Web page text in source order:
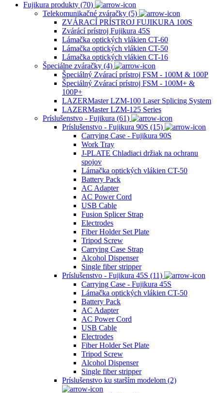
Fujikura produkty (70)
Telekomunikačné zváračky (5)
ZVÁRACÍ PRÍSTROJ FUJIKURA 100S
Zvárácí prístroj Fujikura 45S
Lámačka optických vlákien CT-60
Lámačka optických vlákien CT-50
Lámačka optických vlákien CT-16
Špeciálne zváračky (4)
Špeciálný Zvárací prístroj FSM - 100M & 100P
Špeciálný Zvárací prístroj FSM - 100M+ &
100P+
LAZERMaster LZM-100 Laser Splicing System
LAZERMaster LZM-125 Series
Príslušenstvo - Fujikura (61)
Príslušenstvo - Fujikura 90S (15)
Carrying Case - Fujikura 90S
Work Tray
J-PLATE Chladiaci držiak na ochranu
spojov
Lámačka optických vlákien CT-50
Battery Pack
AC Adapter
AC Power Cord
USB Cable
Fusion Splicer Strap
Electrodes
Fiber Holder Set Plate
Tripod Screw
Carrying Case Strap
Alcohol Dispenser
Single fiber stripper
Príslušenstvo - Fujikura 45S (11)
Carrying Case - Fujikura 45S
Lámačka optických vlákien CT-50
Battery Pack
AC Adapter
AC Power Cord
USB Cable
Electrodes
Fiber Holder Set Plate
Tripod Screw
Alcohol Dispenser
Single fiber stripper
Príslušenstvo ku starším modelom (2)